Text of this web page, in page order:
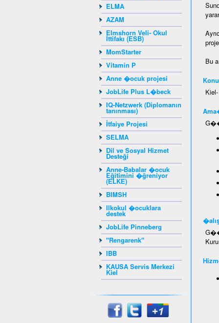
ELMA
AZAM
Elmshorn Veli- Okul
İttifakı (ESB)
MomStarter
Vitamin P
Anne �ocuk projesi
JobLife Plus L�beck
IQ-Netzwerk (Diplomanın
tanınması)
İtfaiye Projesi
SELMA
Dil ve Sosyal Hizmet
Desteği
Anne-Babalar �ocuk
Eğitimini �ğreniyor
(ELKE)
BIMSH
Ilkokul �ocuklara
destek
JobLife Pinneberg
"Rengarenk"
IBB
KAUSA Servis Merkezi
Kiel
Bu